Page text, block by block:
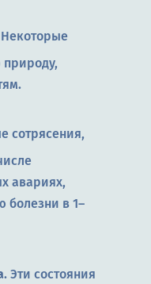
сотрясения,
авариях,
болезни в 1–
. Эти состояния